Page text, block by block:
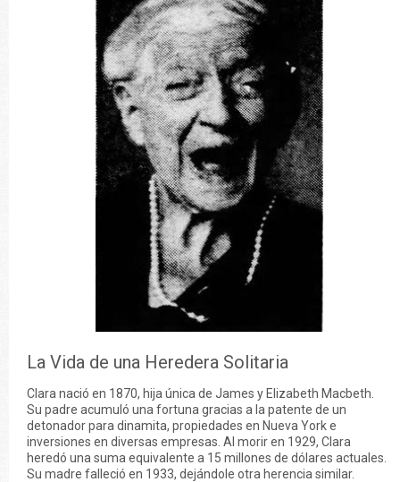
La Vida de una Heredera Solitaria
Clara nació en 1870, hija única de James y Elizabeth Macbeth.
Su padre acumuló una fortuna gracias a la patente de un
detonador para dinamita, propiedades en Nueva York e
inversiones en diversas empresas. Al morir en 1929, Clara
heredó una suma equivalente a 15 millones de dólares actuales.
Su madre falleció en 1933, dejándole otra herencia similar.